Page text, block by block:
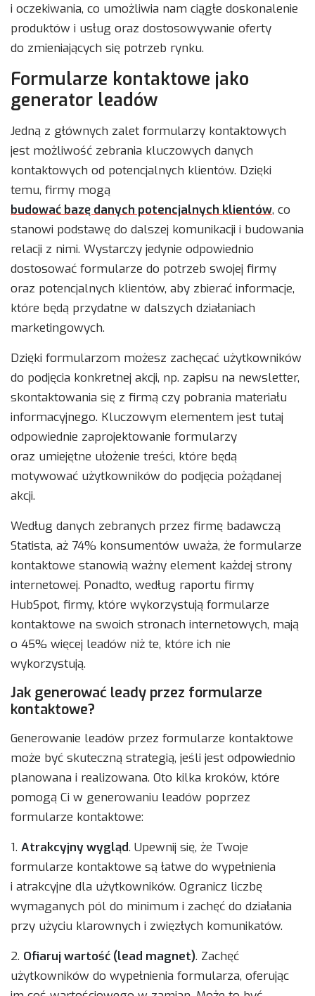
i oczekiwania, co umożliwia nam ciągłe doskonalenie
produktów i usług oraz dostosowywanie oferty
do zmieniających się potrzeb rynku.
Formularze kontaktowe jako
generator leadów
Jedną z głównych zalet formularzy kontaktowych
jest możliwość zebrania kluczowych danych
kontaktowych od potencjalnych klientów. Dzięki
temu, firmy mogą
budować bazę danych potencjalnych klientów, co
stanowi podstawę do dalszej komunikacji i budowania
relacji z nimi. Wystarczy jedynie odpowiednio
dostosować formularze do potrzeb swojej firmy
oraz potencjalnych klientów, aby zbierać informacje,
które będą przydatne w dalszych działaniach
marketingowych.
Dzięki formularzom możesz zachęcać użytkowników
do podjęcia konkretnej akcji, np. zapisu na newsletter,
skontaktowania się z firmą czy pobrania materiału
informacyjnego. Kluczowym elementem jest tutaj
odpowiednie zaprojektowanie formularzy
oraz umiejętne ułożenie treści, które będą
motywować użytkowników do podjęcia pożądanej
akcji.
Według danych zebranych przez firmę badawczą
Statista, aż 74% konsumentów uważa, że formularze
kontaktowe stanowią ważny element każdej strony
internetowej. Ponadto, według raportu firmy
HubSpot, firmy, które wykorzystują formularze
kontaktowe na swoich stronach internetowych, mają
o 45% więcej leadów niż te, które ich nie
wykorzystują.
Jak generować leady przez formularze
kontaktowe?
Generowanie leadów przez formularze kontaktowe
może być skuteczną strategią, jeśli jest odpowiednio
planowana i realizowana. Oto kilka kroków, które
pomogą Ci w generowaniu leadów poprzez
formularze kontaktowe:
1. Atrakcyjny wygląd. Upewnij się, że Twoje
formularze kontaktowe są łatwe do wypełnienia
i atrakcyjne dla użytkowników. Ogranicz liczbę
wymaganych pól do minimum i zachęć do działania
przy użyciu klarownych i zwięzłych komunikatów.
2. Ofiaruj wartość (lead magnet). Zachęć
użytkowników do wypełnienia formularza, oferując